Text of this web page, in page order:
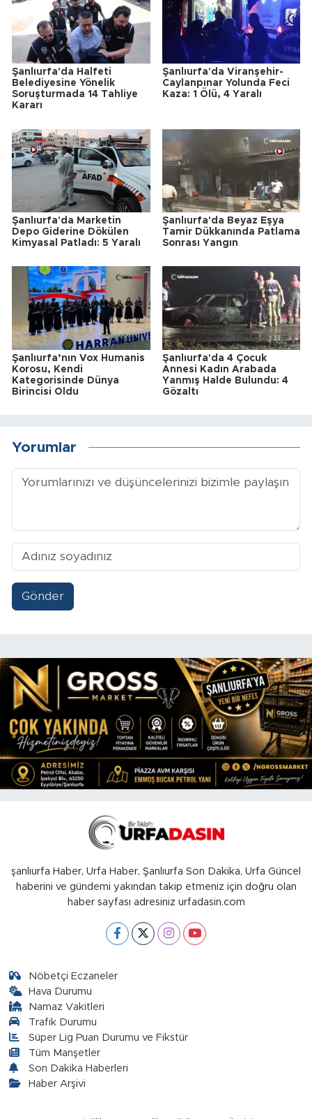
Şanlıurfa'da Halfeti
Belediyesine Yönelik
Soruşturmada 14 Tahliye
Kararı
Şanlıurfa'da Viranşehir-
Caylanpınar Yolunda Feci
Kaza: 1 Ölü, 4 Yaralı
Şanlıurfa'da Marketin
Depo Giderine Dökülen
Kimyasal Patladı: 5 Yaralı
Şanlıurfa'da Beyaz Eşya
Tamir Dükkanında Patlama
Sonrası Yangın
Şanlıurfa’nın Vox Humanis
Korosu, Kendi
Kategorisinde Dünya
Birincisi Oldu
Şanlıurfa'da 4 Çocuk
Annesi Kadın Arabada
Yanmış Halde Bulundu: 4
Gözaltı
Yorumlar
Gönder
şanlıurfa Haber, Urfa Haber, Şanlıurfa Son Dakika, Urfa Güncel
haberini ve gündemi yakından takip etmeniz için doğru olan
haber sayfası adresiniz urfadasin.com
Nöbetçi Eczaneler
Hava Durumu
Namaz Vakitleri
Trafik Durumu
Süper Lig Puan Durumu ve Fikstür
Tüm Manşetler
Son Dakika Haberleri
Haber Arşivi